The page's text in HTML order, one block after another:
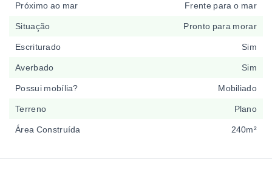
Próximo ao mar Frente para o mar
Situação Pronto para morar
Escriturado Sim
Averbado Sim
Possui mobília? Mobiliado
Terreno Plano
Área Construída 240m²